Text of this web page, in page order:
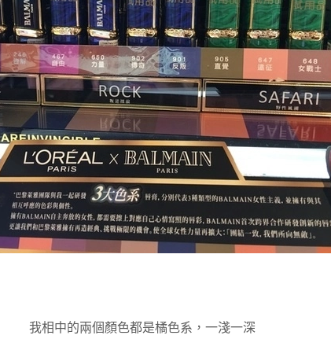
我相中的兩個顏色都是橘色系，一淺一深